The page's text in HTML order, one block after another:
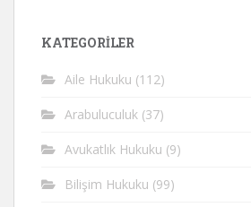
KATEGORİLER
Aile Hukuku (112)
Arabuluculuk (37)
Avukatlık Hukuku (9)
Bilişim Hukuku (99)